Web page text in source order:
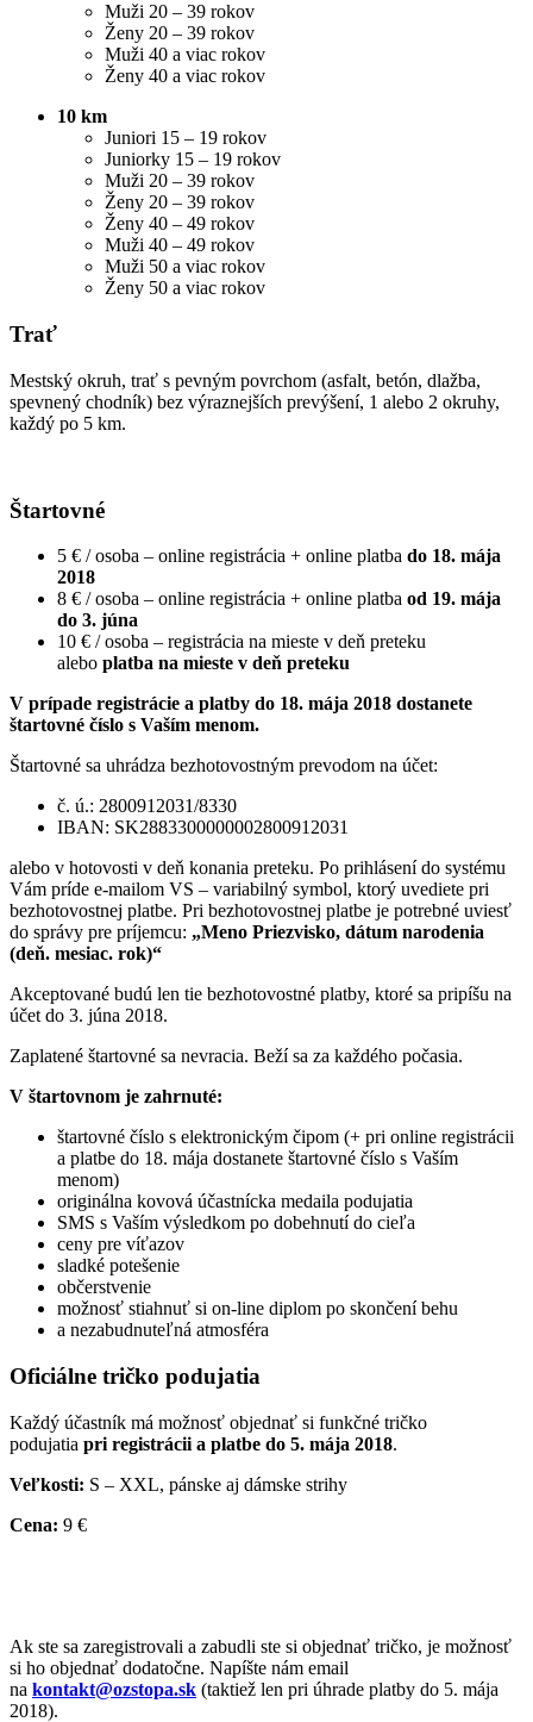
Muži 20 – 39 rokov
Ženy 20 – 39 rokov
Muži 40 a viac rokov
Ženy 40 a viac rokov
10 km
Juniori 15 – 19 rokov
Juniorky 15 – 19 rokov
Muži 20 – 39 rokov
Ženy 20 – 39 rokov
Ženy 40 – 49 rokov
Muži 40 – 49 rokov
Muži 50 a viac rokov
Ženy 50 a viac rokov
Trať
Mestský okruh, trať s pevným povrchom (asfalt, betón, dlažba,
spevnený chodník) bez výraznejších prevýšení, 1 alebo 2 okruhy,
každý po 5 km.
Štartovné
5 € / osoba – online registrácia + online platba do 18. mája
2018
8 € / osoba – online registrácia + online platba od 19. mája
do 3. júna
10 € / osoba – registrácia na mieste v deň preteku
alebo platba na mieste v deň preteku
V prípade registrácie a platby do 18. mája 2018 dostanete
štartovné číslo s Vaším menom.
Štartovné sa uhrádza bezhotovostným prevodom na účet:
č. ú.: 2800912031/8330
IBAN: SK2883300000002800912031
alebo v hotovosti v deň konania preteku. Po prihlásení do systému
Vám príde e-mailom VS – variabilný symbol, ktorý uvediete pri
bezhotovostnej platbe. Pri bezhotovostnej platbe je potrebné uviesť
do správy pre príjemcu: „Meno Priezvisko, dátum narodenia
(deň. mesiac. rok)“
Akceptované budú len tie bezhotovostné platby, ktoré sa pripíšu na
účet do 3. júna 2018.
Zaplatené štartovné sa nevracia. Beží sa za každého počasia.
V štartovnom je zahrnuté:
štartovné číslo s elektronickým čipom (+ pri online registrácii
a platbe do 18. mája dostanete štartovné číslo s Vaším
menom)
originálna kovová účastnícka medaila podujatia
SMS s Vaším výsledkom po dobehnutí do cieľa
ceny pre víťazov
sladké potešenie
občerstvenie
možnosť stiahnuť si on-line diplom po skončení behu
a nezabudnuteľná atmosféra
Oficiálne tričko podujatia
Každý účastník má možnosť objednať si funkčné tričko
podujatia pri registrácii a platbe do 5. mája 2018.
Veľkosti: S – XXL, pánske aj dámske strihy
Cena: 9 €
Ak ste sa zaregistrovali a zabudli ste si objednať tričko, je možnosť
si ho objednať dodatočne. Napíšte nám email
na kontakt@ozstopa.sk (taktiež len pri úhrade platby do 5. mája
2018).